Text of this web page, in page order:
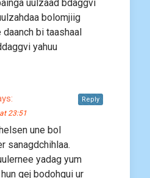
uulzaad bdaggvi
bolomjiig
bi taashaal
yahuu
23:51
une bol
sanagdchihlaa.
yadag yum
hun gej bodohgui ur
Reply